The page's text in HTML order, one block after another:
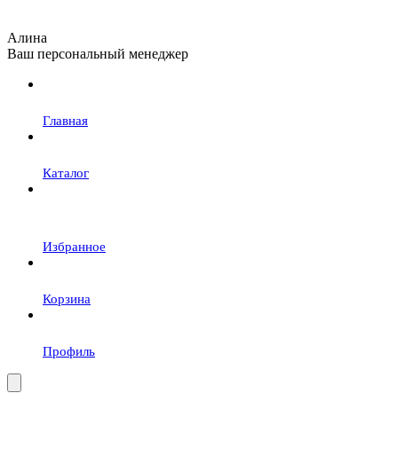
Алина
Ваш персональный менеджер
Главная
Каталог
Избранное
Корзина
Профиль